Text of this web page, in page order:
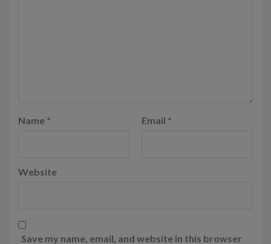
Name * Email *
Website
Save my name, email, and website in this browser